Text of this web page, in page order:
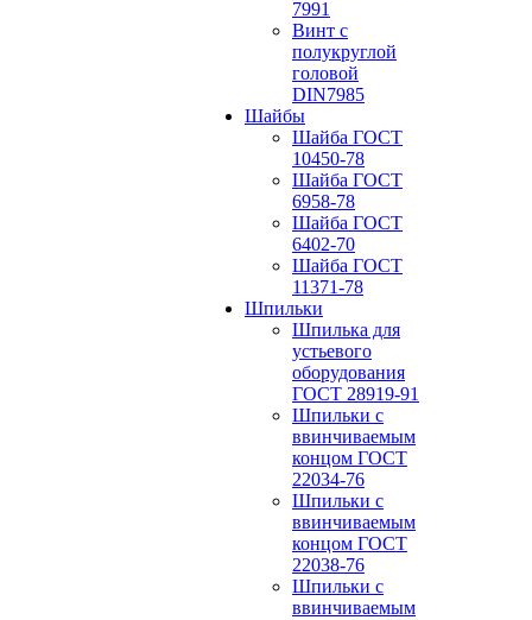
7991
Винт с
полукруглой
головой
DIN7985
Шайбы
Шайба ГОСТ
10450-78
Шайба ГОСТ
6958-78
Шайба ГОСТ
6402-70
Шайба ГОСТ
11371-78
Шпильки
Шпилька для
устьевого
оборудования
ГОСТ 28919-91
Шпильки с
ввинчиваемым
концом ГОСТ
22034-76
Шпильки с
ввинчиваемым
концом ГОСТ
22038-76
Шпильки с
ввинчиваемым